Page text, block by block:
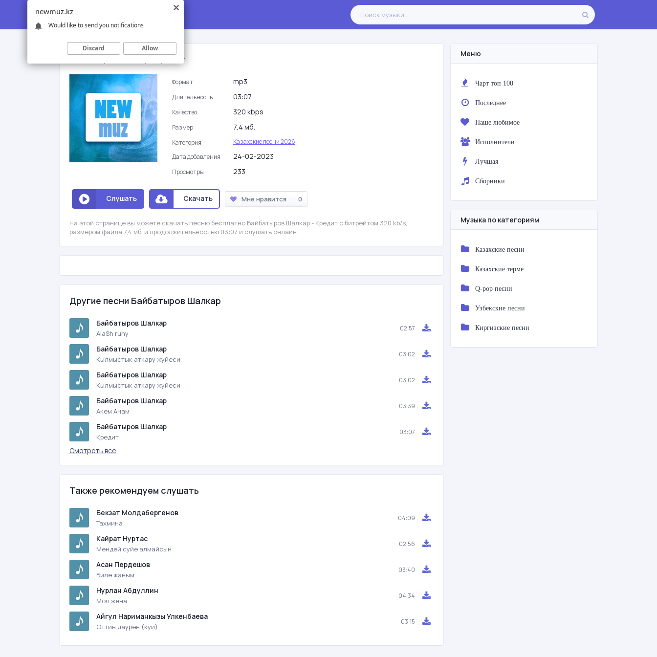
Байбатыров Шалкар - Кредит
Формат mp3
Длительность 03:07
Качество 320 kbps
Размер 7,4 мб.
Категория
Казахские песни 2026
Дата добавления
24-02-2023
Просмотры 233
Слушать Скачать Мне нравится 0
На этой странице вы можете скачать песню бесплатно Байбатыров Шалкар - Кредит с битрейтом 320 kb/s,
размером файла 7,4 мб. и продолжительностью 03:07 и слушать онлайн.
Другие песни Байбатыров Шалкар
Байбатыров Шалкар
AlaSh ruhy
02:57
Байбатыров Шалкар
Кылмыстык аткару жуйеси
03:02
Байбатыров Шалкар
Кылмыстык аткару жуйеси
03:02
Байбатыров Шалкар
Акем Анам
03:39
Байбатыров Шалкар
Кредит
03:07
Смотреть все
Также рекомендуем слушать
Бекзат Молдабергенов
Тахмина
04:09
Кайрат Нуртас
Мендей суйе алмайсын
02:56
Асан Пердешов
Биле жаным
03:40
Нурлан Абдуллин
Моя жена
04:34
Айгул Нариманкызы Улкенбаева
Оттин даурен (куй)
03:15
Меню
Чарт топ 100
Последнее
Наше любимое
Исполнители
Лучшая
Сборники
Музыка по категориям
Казахские песни
Казахские терме
Q-pop песни
Узбекские песни
Киргизские песни
newmuz.kz
Would like to send you notifications
Discard Allow